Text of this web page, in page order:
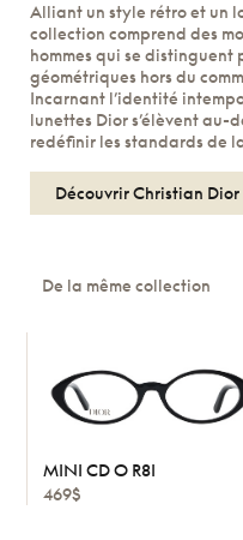
Alliant un style rétro et un
collection comprend des
hommes qui se distinguent
géométriques hors du
Incarnant l’identité
lunettes Dior s’élèvent au-
redéfinir les standards de
Découvrir Christian Dior
De la même collection
MINI CD O R8I
469$